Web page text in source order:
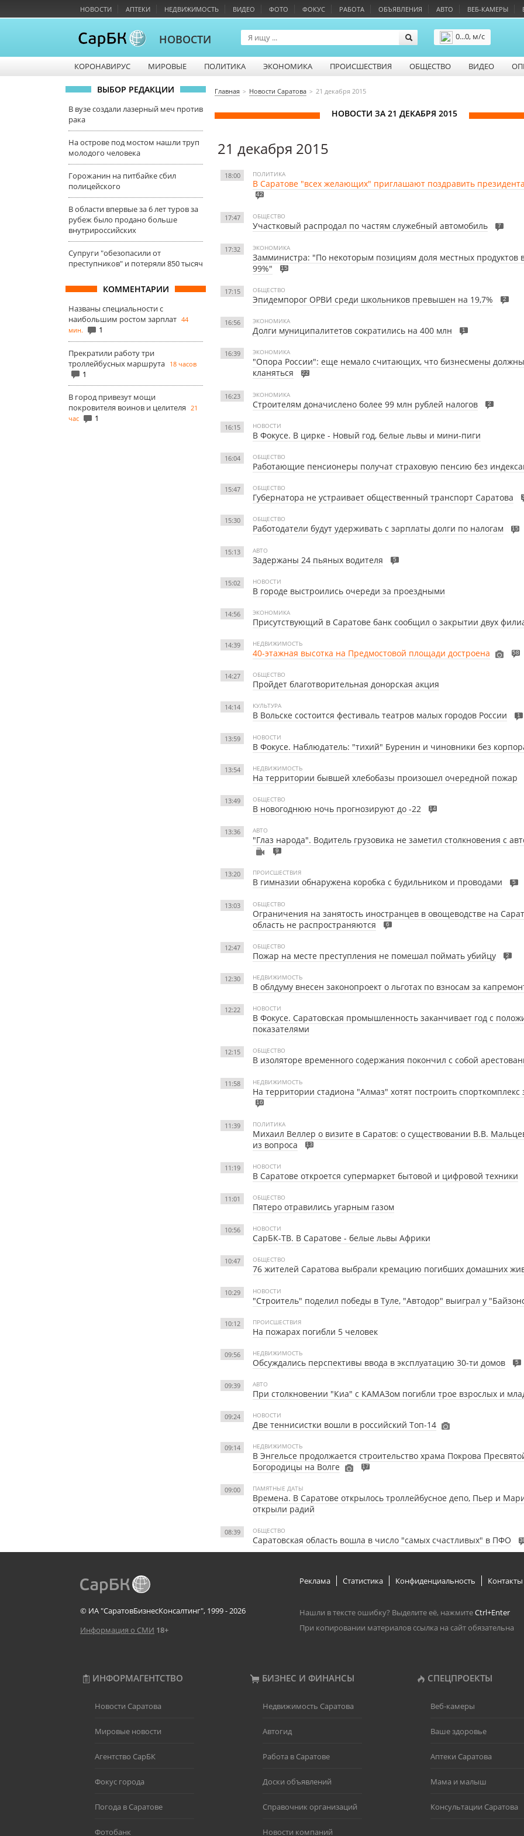
НОВОСТИ АПТЕКИ НЕДВИЖИМОСТЬ ВИДЕО ФОТО ФОКУС РАБОТА ОБЪЯВЛЕНИЯ АВТО ВЕБ-КАМЕРЫ
НОВОСТИ
0...0, м/с
КОРОНАВИРУС МИРОВЫЕ ПОЛИТИКА ЭКОНОМИКА ПРОИСШЕСТВИЯ ОБЩЕСТВО ВИДЕО
ВЫБОР РЕДАКЦИИ
В вузе создали лазерный меч против
рака
На острове под мостом нашли труп
молодого человека
Горожанин на питбайке сбил
полицейского
В области впервые за 6 лет туров за
рубеж было продано больше
внутрироссийских
Супруги "обезопасили от
преступников" и потеряли 850 тысяч
КОММЕНТАРИИ
Названы специальности с
наибольшим ростом зарплат 44
мин.
1
Прекратили работу три
троллейбусных маршрута 18 часов
1
В город привезут мощи
покровителя воинов и целителя 21
час
1
Главная Новости Саратова 21 декабря 2015
НОВОСТИ ЗА 21 ДЕКАБРЯ 2015
21 декабря 2015
18:00 ПОЛИТИКА
В Саратове "всех желающих" приглашают поздравить
42
17:47 ОБЩЕСТВО
Участковый распродал по частям служебный автомобиль 7
17:32 ЭКОНОМИКА
Замминистра: "По некоторым позициям доля местных продуктов
99%"
15
17:15 ОБЩЕСТВО
Эпидемпорог ОРВИ среди школьников превышен на 19,7% 2
16:56 ЭКОНОМИКА
Долги муниципалитетов сократились на 400 млн 1
16:39 ЭКОНОМИКА
"Опора России": еще немало считающих, что бизнесмены должны
кланяться
22
16:23 ЭКОНОМИКА
Строителям доначислено более 99 млн рублей налогов 2
16:15 НОВОСТИ
В Фокусе. В цирке - Новый год, белые львы и мини-пиги
16:04 ОБЩЕСТВО
Работающие пенсионеры получат страховую пенсию без
15:47 ОБЩЕСТВО
Губернатора не устраивает общественный транспорт Саратова
15:30 ОБЩЕСТВО
Работодатели будут удерживать с зарплаты долги по налогам 15
15:13 АВТО
Задержаны 24 пьяных водителя 5
15:02 НОВОСТИ
В городе выстроились очереди за проездными
14:56 ЭКОНОМИКА
Присутствующий в Саратове банк сообщил о закрытии двух
14:39 НЕДВИЖИМОСТЬ
40-этажная высотка на Предмостовой площади достроена 58
14:27 ОБЩЕСТВО
Пройдет благотворительная донорская акция
14:14 КУЛЬТУРА
В Вольске состоится фестиваль театров малых городов России 1
13:59 НОВОСТИ
В Фокусе. Наблюдатель: "тихий" Буренин и чиновники без
13:54 НЕДВИЖИМОСТЬ
На территории бывшей хлебобазы произошел очередной пожар
13:49 ОБЩЕСТВО
В новогоднюю ночь прогнозируют до -22 14
13:36 АВТО
"Глаз народа". Водитель грузовика не заметил столкновения с
9
13:20 ПРОИСШЕСТВИЯ
В гимназии обнаружена коробка с будильником и проводами 5
13:03 ОБЩЕСТВО
Ограничения на занятость иностранцев в овощеводстве на
область не распространяются
6
12:47 ОБЩЕСТВО
Пожар на месте преступления не помешал поймать убийцу 2
12:30 НЕДВИЖИМОСТЬ
В облдуму внесен законопроект о льготах по взносам за
12:22 НОВОСТИ
В Фокусе. Саратовская промышленность заканчивает год с
показателями
12:15 ОБЩЕСТВО
В изоляторе временного содержания покончил с собой
11:58 НЕДВИЖИМОСТЬ
На территории стадиона "Алмаз" хотят построить спорткомплекс
16
11:39 ПОЛИТИКА
Михаил Веллер о визите в Саратов: о существовании В.В.
из вопроса
13
11:19 НОВОСТИ
В Саратове откроется супермаркет бытовой и цифровой техники
11:01 ОБЩЕСТВО
Пятеро отравились угарным газом
10:56 НОВОСТИ
СарБК-ТВ. В Саратове - белые львы Африки
10:47 ОБЩЕСТВО
76 жителей Саратова выбрали кремацию погибших домашних
10:29 НОВОСТИ
"Строитель" поделил победы в Туле, "Автодор" выиграл у
10:12 ПРОИСШЕСТВИЯ
На пожарах погибли 5 человек
09:56 НЕДВИЖИМОСТЬ
Обсуждались перспективы ввода в эксплуатацию 30-ти домов 5
09:39 АВТО
При столкновении "Киа" с КАМАЗом погибли трое взрослых и
09:24 НОВОСТИ
Две теннисистки вошли в российский Топ-14
09:14 НЕДВИЖИМОСТЬ
В Энгельсе продолжается строительство храма Покрова
Богородицы на Волге
17
09:00 ПАМЯТНЫЕ ДАТЫ
Времена. В Саратове открылось троллейбусное депо, Пьер и
открыли радий
08:39 ОБЩЕСТВО
Саратовская область вошла в число "самых счастливых" в ПФО
© ИА "СаратовБизнесКонсалтинг", 1999 - 2026
Информация о СМИ 18+
Реклама Статистика Конфиденциальность Контакты
Нашли в тексте ошибку? Выделите её, нажмитеCtrl+Enter
При копировании материалов ссылка на сайт обязательна
ИНФОРМАГЕНТСТВО БИЗНЕС И ФИНАНСЫ СПЕЦПРОЕКТЫ
Новости Саратова
Мировые новости
Агентство СарБК
Фокус города
Погода в Саратове
Фотобанк
Недвижимость Саратова
Автогид
Работа в Саратове
Доски объявлений
Справочник организаций
Новости компаний
Веб-камеры
Ваше здоровье
Аптеки Саратова
Мама и малыш
Консультации Саратова